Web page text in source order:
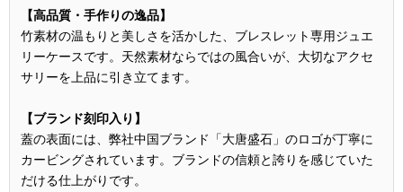
【高品質・手作りの逸品】
竹素材の温もりと美しさを活かした、ブレスレット専用ジュエ
リーケースです。天然素材ならではの風合いが、大切なアクセ
サリーを上品に引き立てます。
【ブランド刻印入り】
蓋の表面には、弊社中国ブランド「大唐盛石」のロゴが丁寧に
カービングされています。ブランドの信頼と誇りを感じていた
だける仕上がりです。